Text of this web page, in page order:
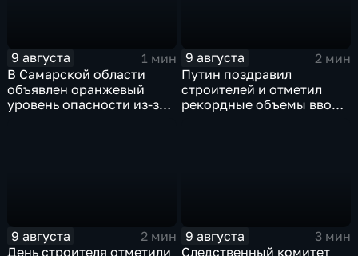
9 августа
1 мин
В Самарской области
объявлен оранжевый
уровень опасности из-за
9 августа
2 мин
Путин поздравил
строителей и отметил
рекордные объемы ввода
9 августа
2 мин
День строителя отметили
9 августа
3 мин
Следственный комитет